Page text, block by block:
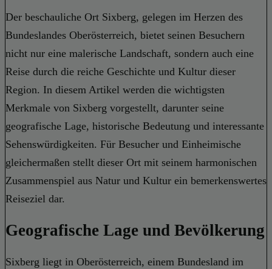
Der beschauliche Ort Sixberg, gelegen im Herzen des
Bundeslandes Oberösterreich, bietet seinen Besuchern
nicht nur eine malerische Landschaft, sondern auch eine
Reise durch die reiche Geschichte und Kultur dieser
Region. In diesem Artikel werden die wichtigsten
Merkmale von Sixberg vorgestellt, darunter seine
geografische Lage, historische Bedeutung und interessante
Sehenswürdigkeiten. Für Besucher und Einheimische
gleichermaßen stellt dieser Ort mit seinem harmonischen
Zusammenspiel aus Natur und Kultur ein bemerkenswertes
Reiseziel dar.
Geografische Lage und Bevölkerung
Sixberg liegt in Oberösterreich, einem Bundesland im